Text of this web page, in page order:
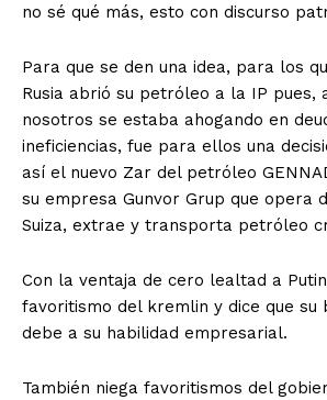
no sé qué más, esto con discurso
Para que se den una idea, para los
Rusia abrió su petróleo a la IP pues,
nosotros se estaba ahogando en
ineficiencias, fue para ellos una
así el nuevo Zar del petróleo
su empresa Gunvor Grup que opera
Suiza, extrae y transporta petróleo
Con la ventaja de cero lealtad a
favoritismo del kremlin y dice que su
debe a su habilidad empresarial.
También niega favoritismos del